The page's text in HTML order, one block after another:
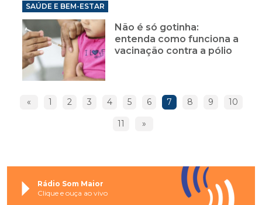
SAÚDE E BEM-ESTAR
Não é só gotinha:
entenda como funciona a
vacinação contra a pólio
« 1 2 3 4 5 6 7 8 9 10
11 »
Rádio Som Maior
Clique e ouça ao vivo